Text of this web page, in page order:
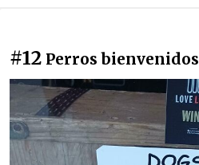
#12 Perros bienvenidos